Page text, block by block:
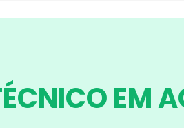
EM